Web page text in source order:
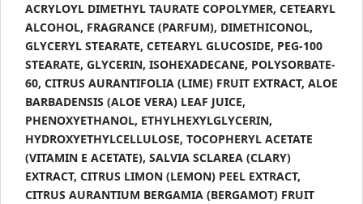
ACRYLOYL DIMETHYL TAURATE COPOLYMER, CETEARYL
ALCOHOL, FRAGRANCE (PARFUM), DIMETHICONOL,
GLYCERYL STEARATE, CETEARYL GLUCOSIDE, PEG-100
STEARATE, GLYCERIN, ISOHEXADECANE, POLYSORBATE-
60, CITRUS AURANTIFOLIA (LIME) FRUIT EXTRACT, ALOE
BARBADENSIS (ALOE VERA) LEAF JUICE,
PHENOXYETHANOL, ETHYLHEXYLGLYCERIN,
HYDROXYETHYLCELLULOSE, TOCOPHERYL ACETATE
(VITAMIN E ACETATE), SALVIA SCLAREA (CLARY)
EXTRACT, CITRUS LIMON (LEMON) PEEL EXTRACT,
CITRUS AURANTIUM BERGAMIA (BERGAMOT) FRUIT